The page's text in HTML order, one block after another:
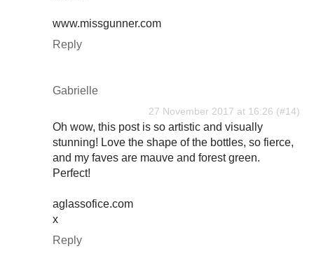
www.missgunner.com
Reply
Gabrielle
27 November 2017 at 16:26
Oh wow, this post is so artistic and visually
stunning! Love the shape of the bottles, so fierce,
and my faves are mauve and forest green.
Perfect!
aglassofice.com
x
Reply